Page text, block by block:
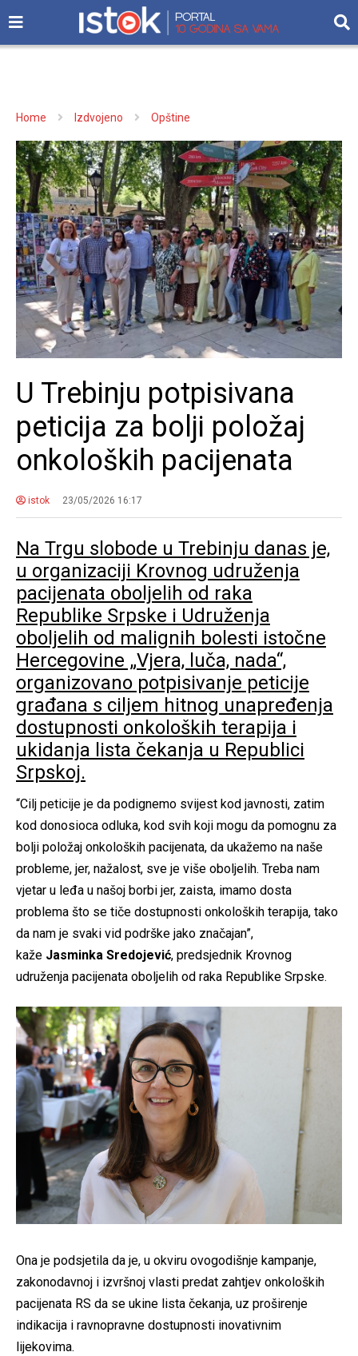
Home Izdvojeno Opštine
U Trebinju potpisivana
peticija za bolji položaj
onkoloških pacijenata
istok 23/05/2026 16:17
Na Trgu slobode u Trebinju danas je,
u organizaciji Krovnog udruženja
pacijenata oboljelih od raka
Republike Srpske i Udruženja
oboljelih od malignih bolesti istočne
Hercegovine „Vjera, luča, nada“,
organizovano potpisivanje peticije
građana s ciljem hitnog unapređenja
dostupnosti onkoloških terapija i
ukidanja lista čekanja u Republici
Srpskoj.
“Cilj peticije je da podignemo svijest kod javnosti, zatim
kod donosioca odluka, kod svih koji mogu da pomognu za
bolji položaj onkoloških pacijenata, da ukažemo na naše
probleme, jer, nažalost, sve je više oboljelih. Treba nam
vjetar u leđa u našoj borbi jer, zaista, imamo dosta
problema što se tiče dostupnosti onkoloških terapija, tako
da nam je svaki vid podrške jako značajan”,
kaže Jasminka Sredojević, predsjednik Krovnog
udruženja pacijenata oboljelih od raka Republike Srpske.
Ona je podsjetila da je, u okviru ovogodišnje kampanje,
zakonodavnoj i izvršnoj vlasti predat zahtjev onkoloških
pacijenata RS da se ukine lista čekanja, uz proširenje
indikacija i ravnopravne dostupnosti inovativnim
lijekovima.